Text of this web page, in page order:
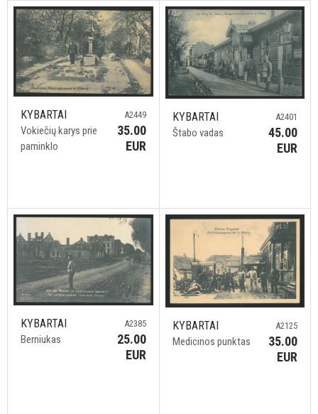
KYBARTAI
Vokiečių karys prie
paminklo
A2449
35.00
EUR
KYBARTAI
Štabo vadas
A2401
45.00
EUR
KYBARTAI
Berniukas
A2385
25.00
EUR
KYBARTAI
Medicinos punktas
A2125
35.00
EUR